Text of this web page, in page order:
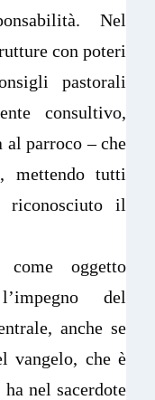
Nel
con poteri
pastorali
consultivo,
parroco – che
mettendo tutti
riconosciuto il
oggetto
del
anche se
vangelo, che è
nel sacerdote